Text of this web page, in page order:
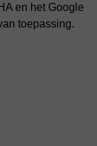
en het Google
toepassing.